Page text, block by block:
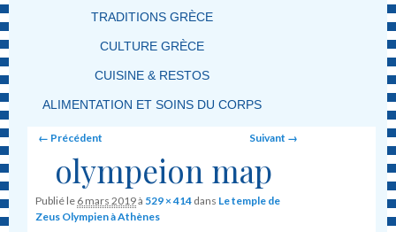
TRADITIONS GRÈCE
CULTURE GRÈCE
CUISINE & RESTOS
ALIMENTATION ET SOINS DU CORPS
Image navigation
← Précédent Suivant →
olympeion map
Publié le 6 mars 2019à 529 × 414 dans Le temple de
Zeus Olympien à Athènes